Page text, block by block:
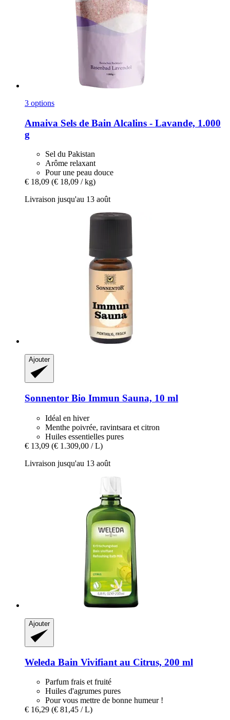
3 options
Amaiva Sels de Bain Alcalins -​ Lavande, 1.000
g
Sel du Pakistan
Arôme relaxant
Pour une peau douce
€ 18,09 (€ 18,09 / kg)
Livraison jusqu'au 13 août
Ajouter
Sonnentor Bio Immun Sauna, 10 ml
Idéal en hiver
Menthe poivrée, ravintsara et citron
Huiles essentielles pures
€ 13,09 (€ 1.309,00 / L)
Livraison jusqu'au 13 août
Ajouter
Weleda Bain Vivifiant au Citrus, 200 ml
Parfum frais et fruité
Huiles d'agrumes pures
Pour vous mettre de bonne humeur !
€ 16,29 (€ 81,45 / L)